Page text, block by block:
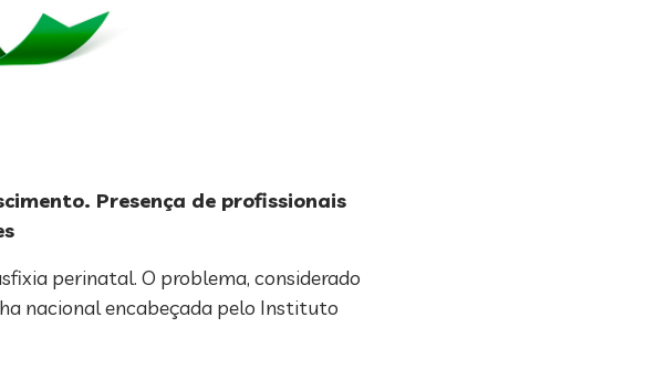
Presença de profissionais
perinatal. O problema, considerado
nacional encabeçada pelo Instituto